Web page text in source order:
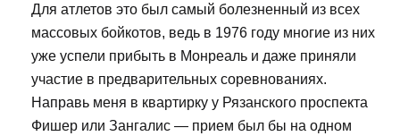
Для атлетов это был самый болезненный из всех
массовых бойкотов, ведь в 1976 году многие из них
уже успели прибыть в Монреаль и даже приняли
участие в предварительных соревнованиях.
Направь меня в квартирку у Рязанского проспекта
Фишер или Зангалис — прием был бы на одном